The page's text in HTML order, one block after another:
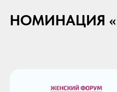
НОМИНАЦИЯ